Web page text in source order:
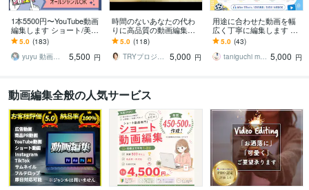
1本5500円〜YouTube動画
編集します ショート/美容/
エンタメ/ビジネス/対談な
んでもOK！
5.0 (183)
yuyu 動画編集 サムネ制作
5,500 円
時間のないあなたの代わ
りに高品質の動画編集し
ます 【制作実績700本
超!】顔が見える・人柄が
分かる編集者です。
5.0 (118)
TRYプロジェクト
5,000 円
用途に合わせた動画を幅
広く丁寧に編集します 素
材の魅力を引き出し、用
途に合わせて伝わる動画
へ。
5.0 (43)
taniguchi mucc 5,000 円
動画編集全般の人気サービス